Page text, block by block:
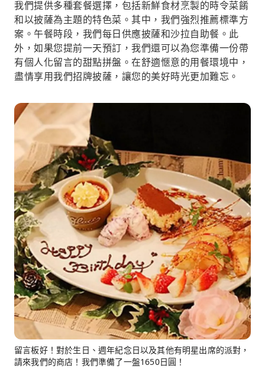
我們提供多種套餐選擇，包括新鮮食材烹製的時令菜餚
和以披薩為主題的特色菜。其中，我們強烈推薦標準方
案。午餐時段，我們每日供應披薩和沙拉自助餐。此
外，如果您提前一天預訂，我們還可以為您準備一份帶
有個人化留言的甜點拼盤。在舒適愜意的用餐環境中，
盡情享用我們招牌披薩，讓您的美好時光更加難忘。
留言板好！對於生日、週年紀念日以及其他有明星出席的派對，
請來我們的商店！我們準備了一盤1650日圓！